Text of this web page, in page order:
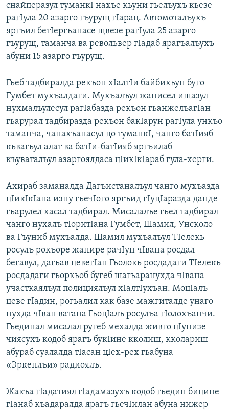
снайперазул туманкI нахъе кьуни гьелъухъ кьезе
рагIула 20 азарго гъурущ гIарац. Автомоталъухъ
яргъил бетIергьанасе щвезе рагIула 25 азарго
гъурущ, таманча ва револьвер гIадаб ярагъалъухъ
абуни 15 азарго гъурущ.
Гьеб тадбиралда рекъон хIалтIи байбихьун буго
Гумбет мухъалдаги. Мухъалъул жанисел ишазул
нухмалъулесул рагIабазда рекъон гьанжелъагIан
гьарурал тадбиразда рекъон бакIарун рагIула ункъо
таманча, чанахъанасул цо туманкI, чанго батIияб
кьвагьул алат ва батIи-батIияб яргъилаб
къуваталъул азаргоялдаса цIикIкIараб гула-херги.
Ахираб заманалда Дагъистаналъул чанго мухъазда
цIикIкIана изну гьечIого яргъид гIуцIаразда данде
гьарулел хасал тадбирал. Мисалалъе гьел тадбирал
чанго нухалъ тIоритIана Гумбет, Шамил, Унсколо
ва Гъуниб мухъалда. Шамил мухъалъул ТIелекь
росулъ рокъоре жанире рачIун чIвана росдал
бегавул, дагьав цевегIан Гьолокь росдадаги ТIелекь
росдадаги гьоркьоб бугеб шагьаранухда чIвана
участкаялъул полициялъул хIалтIухъан. МоцIалъ
цеве гIадин, рогьалил как базе мажгиталде унаго
нухда чIван ватана ГьоцIалъ росулъа гIолохъанчи.
Гьединал мисалал ругеб мехалда живго цIунизе
чиясухъ кодоб ярагъ букIине кколиш, кколариш
абураб суалалда тIасан цIех-рех гьабуна
«Эркенлъи» радиоялъ.
Жакъа гIадатиял гIадамазухъ кодоб гьедин бицине
гIанаб къадаралда ярагъ гьечIилан абуна нижер